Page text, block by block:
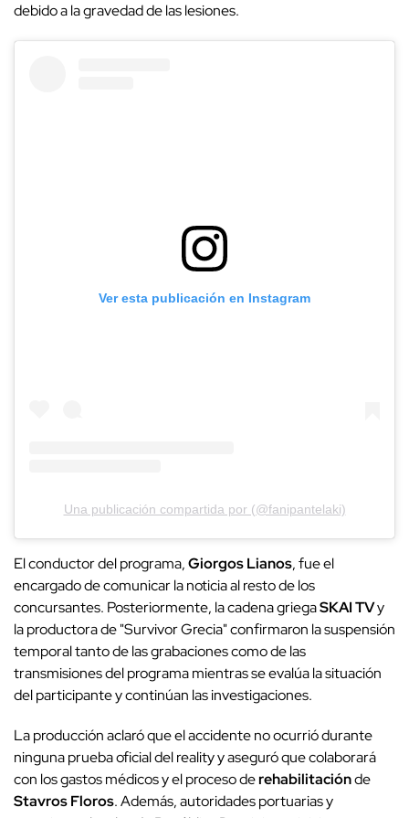
debido a la gravedad de las lesiones.
Ver esta publicación en Instagram
Una publicación compartida por (@fanipantelaki)
El conductor del programa,Giorgos Lianos, fue el
encargado de comunicar la noticia al resto de los
concursantes. Posteriormente, la cadena griegaSKAI TVy
la productora de "Survivor Grecia" confirmaron la suspensión
temporal tanto de las grabaciones como de las
transmisiones del programa mientras se evalúa la situación
del participante y continúan las investigaciones.
La producción aclaró que el accidente no ocurrió durante
ninguna prueba oficial del reality y aseguró que colaborará
con los gastos médicos y el proceso derehabilitaciónde
Stavros Floros. Además, autoridades portuarias y